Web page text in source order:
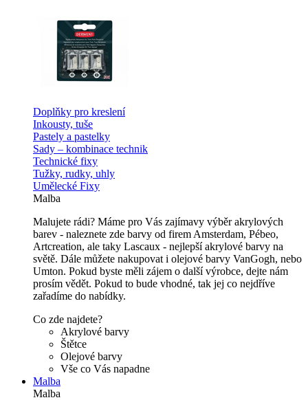
Doplňky pro kreslení
Inkousty, tuše
Pastely a pastelky
Sady – kombinace technik
Technické fixy
Tužky, rudky, uhly
Umělecké Fixy
Malba
Malujete rádi? Máme pro Vás zajímavy výběr akrylových
barev - naleznete zde barvy od firem Amsterdam, Pébeo,
Artcreation, ale taky Lascaux - nejlepší akrylové barvy na
světě. Dále můžete nakupovat i olejové barvy VanGogh, nebo
Umton. Pokud byste měli zájem o další výrobce, dejte nám
prosím vědět. Pokud to bude vhodné, tak jej co nejdříve
zařadíme do nabídky.
Co zde najdete?
Akrylové barvy
Štětce
Olejové barvy
Vše co Vás napadne
Malba
Malba